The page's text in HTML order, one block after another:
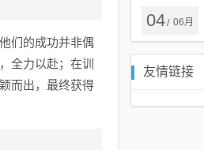
们的成功并非偶
全力以赴；在训
而出，最终获得
04/ 06月
友情链接